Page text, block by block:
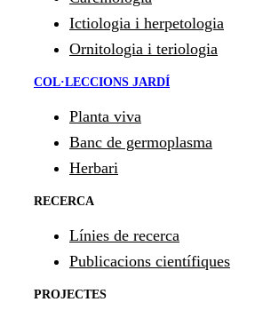
Ictiologia i herpetologia
Ornitologia i teriologia
COL·LECCIONS JARDÍ
Planta viva
Banc de germoplasma
Herbari
RECERCA
Línies de recerca
Publicacions científiques
PROJECTES